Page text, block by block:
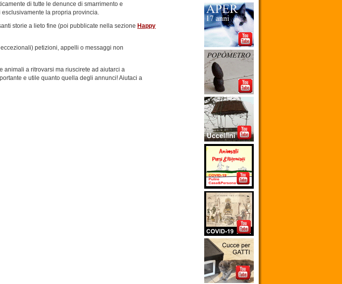
di tutte le denunce di smarrimento e
la propria provincia.
storie a lieto fine (poi pubblicate nella sezione Happy
petizioni, appelli o messaggi non
animali a ritrovarsi ma riuscirete ad aiutarci a
e utile quanto quella degli annunci! Aiutaci a